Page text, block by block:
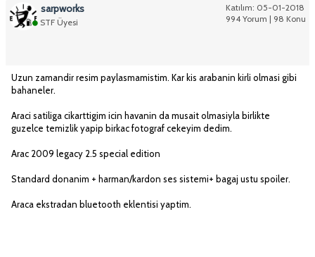
Katılım: 05-01-2018
994 Yorum | 98 Konu
sarpworks
STF Üyesi
Uzun zamandir resim paylasmamistim. Kar kis arabanin kirli olmasi gibi
bahaneler.
Araci satiliga cikarttigim icin havanin da musait olmasiyla birlikte
guzelce temizlik yapip birkac fotograf cekeyim dedim.
Arac 2009 legacy 2.5 special edition
Standard donanim + harman/kardon ses sistemi+ bagaj ustu spoiler.
Araca ekstradan bluetooth eklentisi yaptim.